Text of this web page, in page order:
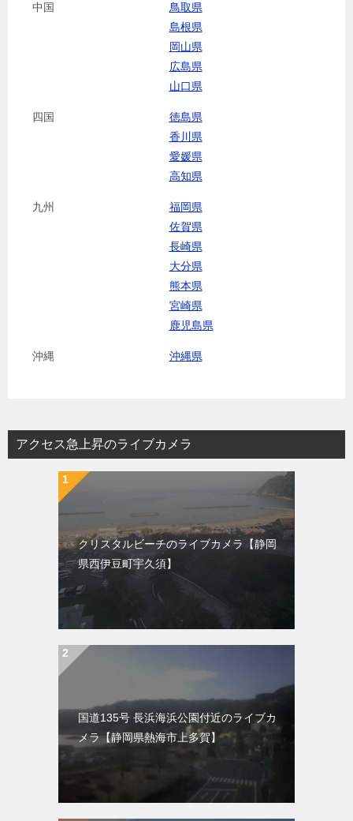
中国
鳥取県
島根県
岡山県
広島県
山口県
四国
徳島県
香川県
愛媛県
高知県
九州
福岡県
佐賀県
長崎県
大分県
熊本県
宮崎県
鹿児島県
沖縄 沖縄県
アクセス急上昇のライブカメラ
クリスタルビーチのライブカメラ【静岡
県西伊豆町宇久須】
国道135号 長浜海浜公園付近のライブカ
メラ【静岡県熱海市上多賀】